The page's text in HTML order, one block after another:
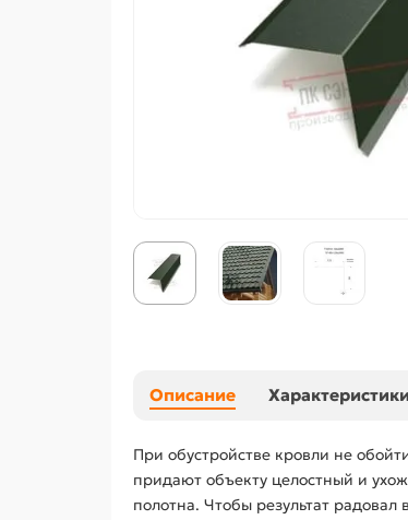
Описание Характеристики
При обустройстве кровли не
придают объекту целостный и
полотна. Чтобы результат